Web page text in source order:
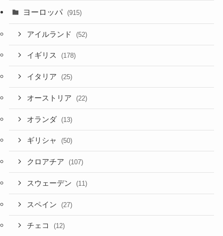
ヨーロッパ (915)
アイルランド (52)
イギリス (178)
イタリア (25)
オーストリア (22)
オランダ (13)
ギリシャ (50)
クロアチア (107)
スウェーデン (11)
スペイン (27)
チェコ (12)